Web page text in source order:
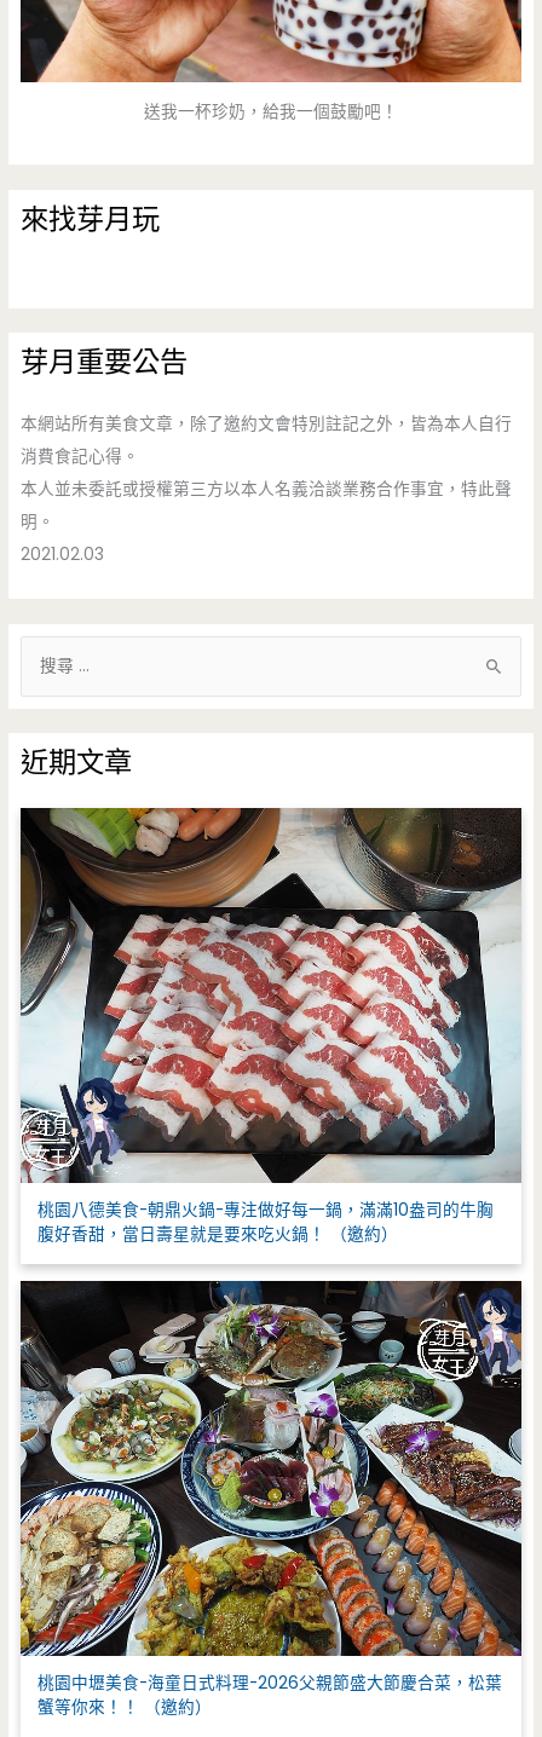
送我一杯珍奶，給我一個鼓勵吧！
來找芽月玩
芽月重要公告
本網站所有美食文章，除了邀約文會特別註記之外，皆為本人自行
消費食記心得。
本人並未委託或授權第三方以本人名義洽談業務合作事宜，特此聲
明。
2021.02.03
鍵
字
:
近期文章
桃園八德美食-朝鼎火鍋-專注做好每一鍋，滿滿10盎司的牛胸
腹好香甜，當日壽星就是要來吃火鍋！ （邀約）
桃園中壢美食-海童日式料理-2026父親節盛大節慶合菜，松葉
蟹等你來！！ （邀約）